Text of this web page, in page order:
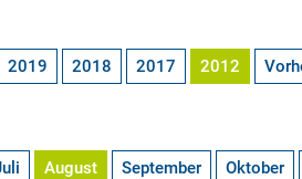
2019 2018 2017 2012
August September Oktober